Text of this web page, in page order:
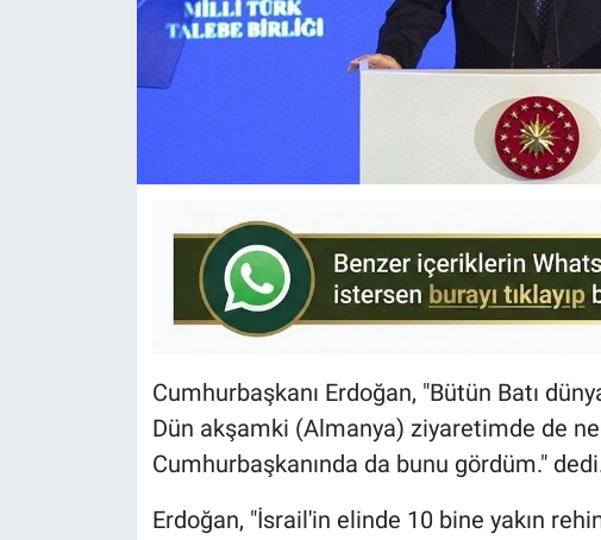
Cumhurbaşkanı Erdoğan, "Bütün Batı
Dün akşamki (Almanya) ziyaretimde de ne
Cumhurbaşkanında da bunu gördüm."
Erdoğan, "İsrail'in elinde 10 bine yakın
RESMİ İLAN